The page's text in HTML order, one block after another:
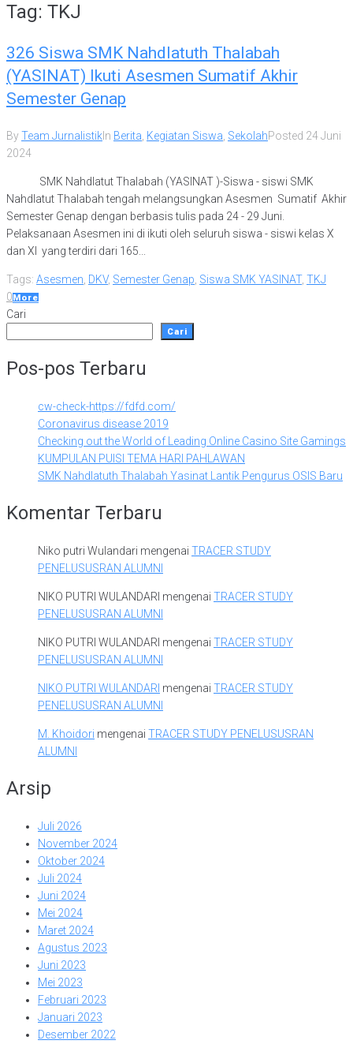
Tag: TKJ
326 Siswa SMK Nahdlatuth Thalabah
(YASINAT) Ikuti Asesmen Sumatif Akhir
Semester Genap
ByTeam Jurnalistik In Berita Kegiatan Siswa SekolahPosted 24 Juni
2024
SMK Nahdlatut Thalabah (YASINAT )-Siswa - siswi SMK
Nahdlatut Thalabah tengah melangsungkan Asesmen Sumatif Akhir
Semester Genap dengan berbasis tulis pada 24 - 29 Juni.
Pelaksanaan Asesmen ini di ikuti oleh seluruh siswa - siswi kelas X
dan XI yang terdiri dari 165...
Tags: Asesmen DKV, Semester Genap Siswa SMK YASINAT, TKJ
0 More
Cari
Cari
Pos-pos Terbaru
cw-check-https://fdfd.com/
Coronavirus disease 2019
Checking out the World of Leading Online Casino Site Gamings
KUMPULAN PUISI TEMA HARI PAHLAWAN
SMK Nahdlatuth Thalabah Yasinat Lantik Pengurus OSIS Baru
Komentar Terbaru
Niko putri Wulandari mengenai TRACER STUDY
PENELUSUSRAN ALUMNI
NIKO PUTRI WULANDARI mengenai TRACER STUDY
PENELUSUSRAN ALUMNI
NIKO PUTRI WULANDARI mengenai TRACER STUDY
PENELUSUSRAN ALUMNI
NIKO PUTRI WULANDARI mengenai TRACER STUDY
PENELUSUSRAN ALUMNI
M. Khoidori mengenai TRACER STUDY PENELUSUSRAN
ALUMNI
Arsip
Juli 2026
November 2024
Oktober 2024
Juli 2024
Juni 2024
Mei 2024
Maret 2024
Agustus 2023
Juni 2023
Mei 2023
Februari 2023
Januari 2023
Desember 2022